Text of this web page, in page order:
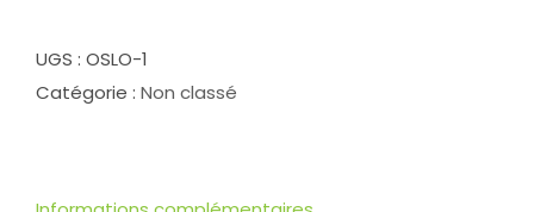
sans
manches
UGS : OSLO-1
Catégorie : Non classé